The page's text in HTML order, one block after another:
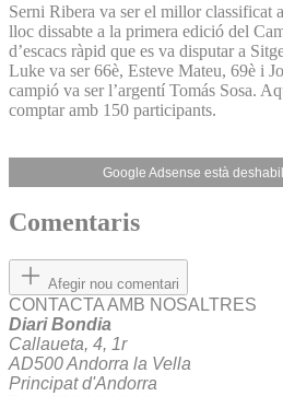
Serni Ribera va ser el millor classificat
lloc dissabte a la primera edició del
d’escacs ràpid que es va disputar a
Luke va ser 66è, Esteve Mateu, 69è i
campió va ser l’argentí Tomás Sosa.
comptar amb 150 participants.
Google Adsense està
Comentaris
Afegir nou comentari
CONTACTA AMB NOSALTRES
Diari Bondia
Callaueta, 4, 1r
AD500 Andorra la Vella
Principat d'Andorra